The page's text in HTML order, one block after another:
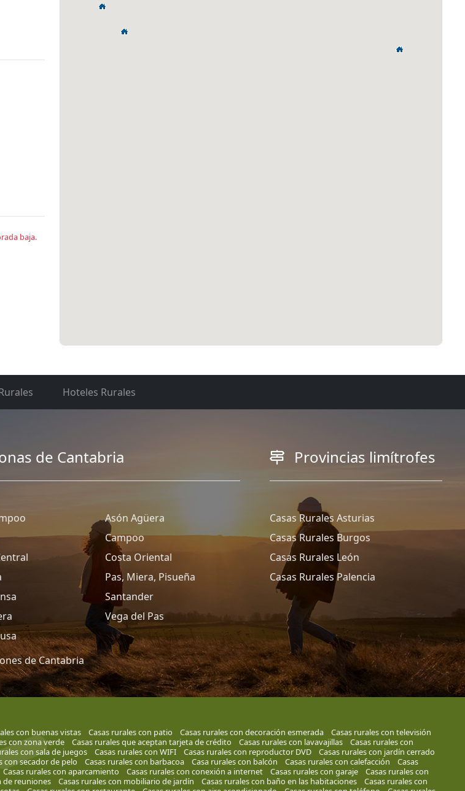
baja.
Hoteles Rurales
de Cantabria
Asón Agüera
Campoo
Costa Oriental
Pas, Miera, Pisueña
Santander
Vega del Pas
de Cantabria
Provincias limítrofes
Casas Rurales Asturias
Casas Rurales Burgos
Casas Rurales León
Casas Rurales Palencia
con buenas vistas Casas rurales con patio Casas rurales con decoración esmerada
Casas rurales con televisión
con zona verde Casas rurales que aceptan tarjeta de crédito Casas rurales con lavavajillas
Casas rurales con
con sala de juegos Casas rurales con WIFI Casas rurales con reproductor DVD
Casas rurales con jardín cerrado
con secador de pelo Casas rurales con barbacoa Casa rurales con balcón Casas rurales con calefacción
Casas
Casas rurales con aparcamiento Casas rurales con conexión a internet Casas rurales con garaje
Casas rurales con
de reuniones Casas rurales con mobiliario de jardín Casas rurales con baño en las habitaciones
Casas rurales con